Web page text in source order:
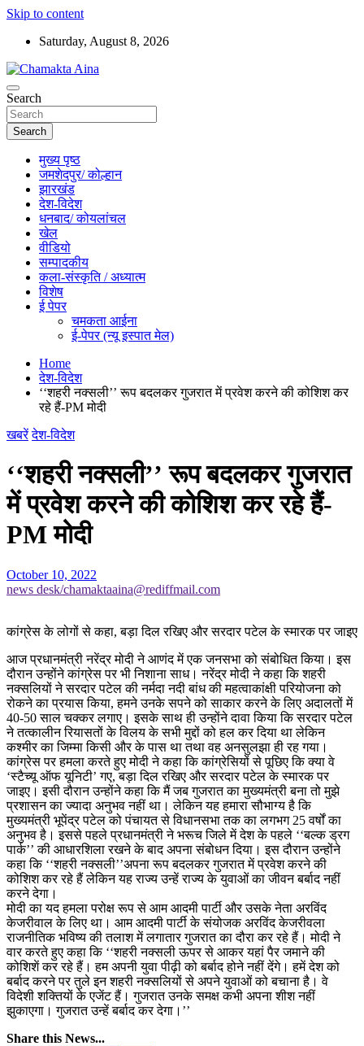
Skip to content
Saturday, August 8, 2026
Chamakta Aina
Hindi News Paper – Jharkhand
Search
Search
मुख्य पृष्ठ
जमशेदपुर/ कोल्हान
झारखंड
देश-विदेश
धनबाद/ कोयलांचल
खेल
वीडियो
सम्पादकीय
कला-संस्कृति / अध्यात्म
विशेष
ई पेपर
चमकता आईना
ई-पेपर (न्यू इस्पात मेल)
Home
देश-विदेश
‘‘शहरी नक्सली’’ रूप बदलकर गुजरात में प्रवेश करने की कोशिश कर
रहे हैं-PM मोदी
खबरें देश-विदेश
‘‘शहरी नक्सली’’ रूप बदलकर गुजरात
में प्रवेश करने की कोशिश कर रहे हैं-
PM मोदी
October 10, 2022
news desk/chamaktaaina@rediffmail.com
कांग्रेस के लोगों से कहा, बड़ा दिल रखिए और सरदार पटेल के स्मारक पर जाइए
आज प्रधानमंत्री नरेंद्र मोदी ने आणंद में एक जनसभा को संबोधित किया। इस
दौरान उन्होंने कांग्रेस पर भी निशाना साध। नरेंद्र मोदी ने कहा कि शहरी
नक्सलियों ने सरदार पटेल की नर्मदा नदी बांध की महत्वाकांक्षी परियोजना को
रोकने का प्रयास किया, हमने उनके सपने को साकार करने के लिए अदालतों में
40-50 साल चक्कर लगाए। इसके साथ ही उन्होंने दावा किया कि सरदार पटेल
ने तत्कालीन रियासतों के विलय के सभी मुद्दों को हल कर दिया था लेकिन
कश्मीर का जिम्मा किसी और के पास था तथा वह अनसुलझा ही रह गया।
कांग्रेस पर हमला करते हुए मोदी ने कहा कि कांग्रेसियों से पूछिए कि क्या वे
‘स्टैच्यू ऑफ यूनिटी’ गए, बड़ा दिल रखिए और सरदार पटेल के स्मारक पर
जाइए। इसी दौरान उन्होंने कहा कि मैं जब गुजरात का मुख्यमंत्री बना तो मुझे
प्रशासन का ज्यादा अनुभव नहीं था। लेकिन यह हमारा सौभाग्य है कि
मुख्यमंत्री भूपेंद्र पटेल को पंचायत से विधानसभा तक का लगभग 25 वर्षों का
अनुभव है। इससे पहले प्रधानमंत्री ने भरूच जिले में देश के पहले ‘‘बल्क ड्रग
पार्क’’ की आधारशिला रखने के बाद अपना संबोधन दिया। इस दौरान उन्होंने
कहा कि ‘‘शहरी नक्सली’’अपना रूप बदलकर गुजरात में प्रवेश करने की
कोशिश कर रहे हैं लेकिन यह राज्य उन्हें राज्य के युवाओं का जीवन बर्बाद नहीं
करने देगा।
मोदी का यद हमला परोक्ष रूप से आम आदमी पार्टी और उसके नेता अरविंद
केजरीवाल के लिए था। आम आदमी पार्टी के संयोजक अरविंद केजरीवला
राजनीतिक भविष्य की तलाश में लगातार गुजरात का दौरा कर रहे हैं। मोदी ने
वार करते हुए कहा कि ‘‘शहरी नक्सली ऊपर से आकर यहां पैर जमाने की
कोशिशें कर रहे हैं। हम अपनी युवा पीढ़ी को बर्बाद होने नहीं देंगे। हमें देश को
बर्बाद करने पर तुले इन शहरी नक्सलियों से अपने युवाओं को बचाना है। वे
विदेशी शक्तियों के एजेंट हैं। गुजरात उनके समक्ष कभी अपना शीश नहीं
झुकाएगा। गुजरात उन्हें बर्बाद कर देगा।’’
Share this News...